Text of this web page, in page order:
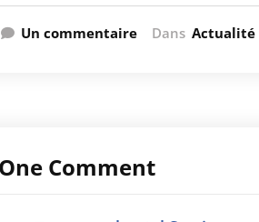
Un commentaire Dans Actualité
One Comment